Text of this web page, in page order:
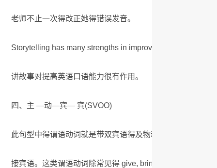
老师不止一次得改正她得错误发音。
Storytelling has many strengths in improving oral English
讲故事对提高英语口语能力很有作用。
四、主 —动—宾— 宾(SVOO)
此句型中得谓语动词就是带双宾语得及物动词。两个宾语中
接宾语。这类谓语动词除常见得 give, bring, tell, send,